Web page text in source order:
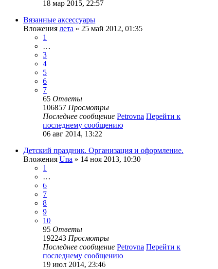
18 мар 2015, 22:57
Вязанные аксессуары
Вложения лета » 25 май 2012, 01:35
1
…
3
4
5
6
7
65 Ответы
106857 Просмотры
Последнее сообщение Petrovna Перейти к
последнему сообщению
06 авг 2014, 13:22
Детский праздник. Организация и оформление.
Вложения Una » 14 ноя 2013, 10:30
1
…
6
7
8
9
10
95 Ответы
192243 Просмотры
Последнее сообщение Petrovna Перейти к
последнему сообщению
19 июл 2014, 23:46